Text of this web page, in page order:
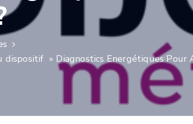
» Diagnostics Energétiques Pour